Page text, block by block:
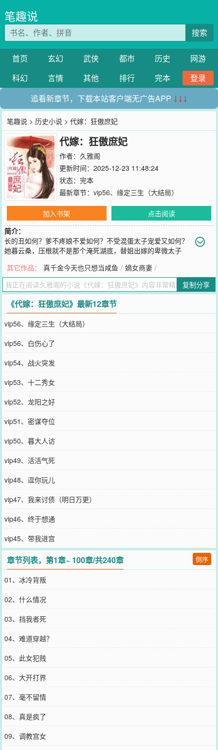
笔趣说
搜索
首页 玄幻 武侠 都市 历史
网游
科幻
言情 其他 排行 完本
登录
追看新章节，下载本站客户端无广告APP ↓↓↓
笔趣说 > 历史小说 > 代嫁：狂傲庶妃
代嫁：狂傲庶妃
作者： 久雅阁
更新时间：2025-12-23 11:48:24
状态：完本
最新章节： vip56、缘定三生（大结局）
加入书架
点击阅读
简介：
长的丑如何？爹不疼娘不爱如何？不受混蛋太子宠爱又如何？
她暮云桑，压根就不是那个淹死湖底，替姐出嫁的卑微太子
下地狱，你不下地狱，谁下地狱！暮云桑口头禅：姐就这么狂了！暮
云桑大忌：谁敢提北辰默风那丫的，小心姐剥皮抽筋削骨一条龙伺
候！简单来说，这是个21世纪金牌杀手穿越到一个不受宠的太子妃身
上，从此丑妃大翻身，狂傲不服输，桃花朵朵开的励志暧昧
您要是觉得《代嫁：狂傲庶妃 》还不错的话请不要忘记向您QQ群和微
博微信里的朋友推荐哦！
其它作品： 真千金今天也只想当咸鱼 / 嫡女商妻 /
复制分享
《代嫁：狂傲庶妃》最新12章节
vip56、缘定三生（大结局）
vip56、白伤心了
vip54、战火突发
vip53、十二秀女
vip52、龙阳之好
vip51、密谋夺位
vip50、暮大人访
vip49、活活气死
vip48、逗你玩儿
vip47、我来讨债（明日万更）
vip46、终于想通
vip45、带我进宫
章节列表，第1章~ 100章/共240章 倒序
01、冰冷背叛
02、什么情况
03、挡我者死
04、难道穿越？
05、此女犯贱
06、大开打界
07、毫不留情
08、真是疯了
09、调教宫女